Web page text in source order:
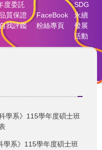
度委託
質保證
我評鑑
FaceBook
粉絲專頁
SDG
永續
發展
活動
學系》115學年度碩士班
學系》115學年度碩士班